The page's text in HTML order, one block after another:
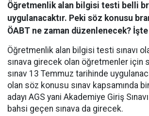
Öğretmenlik alan bilgisi testi belli
uygulanacaktır. Peki söz konusu
ÖABT ne zaman düzenlenecek?
Öğretmenlik alan bilgisi testi sınavı
sınava girecek olan öğretmenler için
sınav 13 Temmuz tarihinde
olan söz konusu sınav kapsamında
adayı AGS yani Akademiye Giriş
bahsi geçen sınava da girecek.